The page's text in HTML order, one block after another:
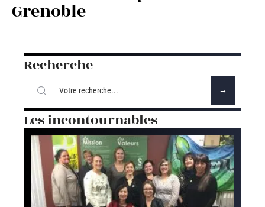
Grenoble
Recherche
Les incontournables